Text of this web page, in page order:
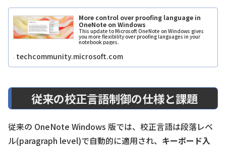
More control over proofing language in
OneNote on Windows
This update to Microsoft OneNote on Windows gives
you more flexibility over proofing languages in your
notebook pages.
techcommunity.microsoft.com
従来の校正言語制御の仕様と課題
従来の OneNote Windows 版では、校正言語は段落レベ
ル(paragraph level)で自動的に適用され、 キーボード入